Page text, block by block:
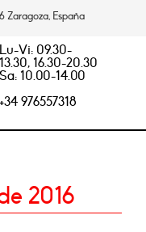
Zaragoza, España
Lu-Vi: 09.30-
13.30, 16.30-20.30
Sa: 10.00-14.00
+34 976557318
2016